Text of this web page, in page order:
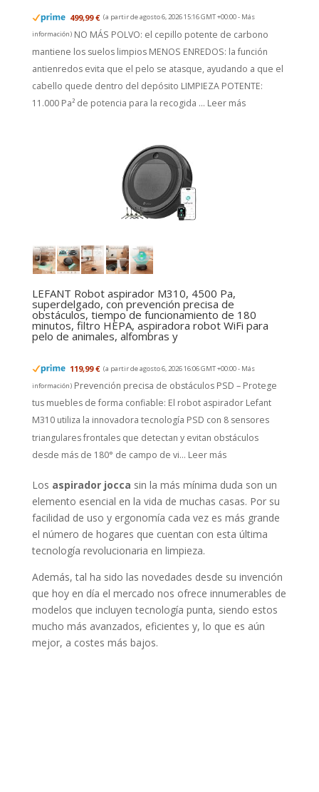
499,99 € (a partir de agosto 6, 2026 15:16 GMT +00:00 - Más
información) NO MÁS POLVO: el cepillo potente de carbono
mantiene los suelos limpios MENOS ENREDOS: la función
antienredos evita que el pelo se atasque, ayudando a que el
cabello quede dentro del depósito LIMPIEZA POTENTE:
11.000 Pa² de potencia para la recogida ... Leer más
LEFANT Robot aspirador M310, 4500 Pa,
superdelgado, con prevención precisa de
obstáculos, tiempo de funcionamiento de 180
minutos, filtro HEPA, aspiradora robot WiFi para
pelo de animales, alfombras y
119,99 € (a partir de agosto 6, 2026 16:06 GMT +00:00 - Más
información) Prevención precisa de obstáculos PSD – Protege
tus muebles de forma confiable: El robot aspirador Lefant
M310 utiliza la innovadora tecnología PSD con 8 sensores
triangulares frontales que detectan y evitan obstáculos
desde más de 180° de campo de vi... Leer más
Los aspirador jocca sin la más mínima duda son un
elemento esencial en la vida de muchas casas. Por su
facilidad de uso y ergonomía cada vez es más grande
el número de hogares que cuentan con esta última
tecnología revolucionaria en limpieza.
Además, tal ha sido las novedades desde su invención
que hoy en día el mercado nos ofrece innumerables de
modelos que incluyen tecnología punta, siendo estos
mucho más avanzados, eficientes y, lo que es aún
mejor, a costes más bajos.